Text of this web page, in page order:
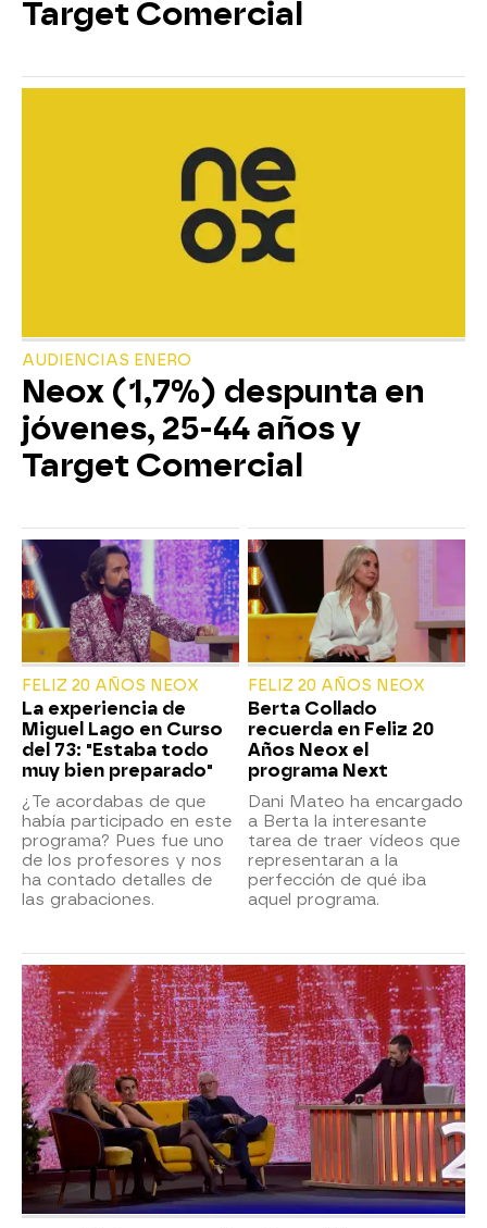
Target Comercial
AUDIENCIAS ENERO
Neox (1,7%) despunta en
jóvenes, 25-44 años y
Target Comercial
FELIZ 20 AÑOS NEOX
La experiencia de
Miguel Lago en Curso
del 73: "Estaba todo
muy bien preparado"
¿Te acordabas de que
había participado en este
programa? Pues fue uno
de los profesores y nos
ha contado detalles de
las grabaciones.
FELIZ 20 AÑOS NEOX
Berta Collado
recuerda en Feliz 20
Años Neox el
programa Next
Dani Mateo ha encargado
a Berta la interesante
tarea de traer vídeos que
representaran a la
perfección de qué iba
aquel programa.